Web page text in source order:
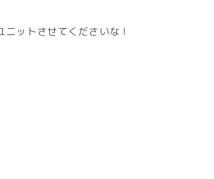
ニットさせてくださいな！